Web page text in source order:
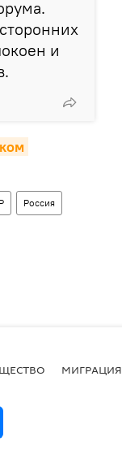
и
Россия
МИГРАЦИЯ